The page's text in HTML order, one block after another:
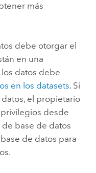
más
debe otorgar el
en una
datos debe
en los datasets. Si
datos, el propietario
desde
base de datos
de datos para